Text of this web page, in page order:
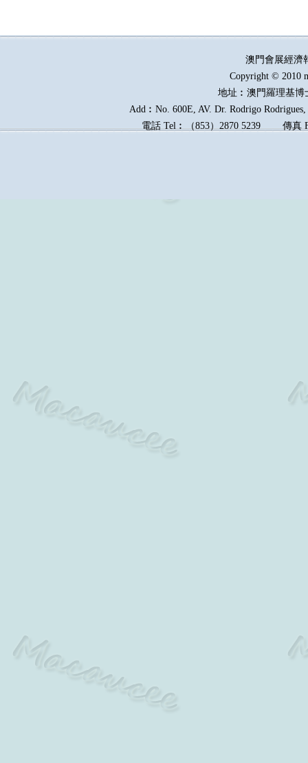
澳門會展經
Copyright © 2010
地址︰澳門羅理基博
Add︰No. 600E, AV. Dr. Rodrigo
電話 Tel︰（853）2870 5239傳真